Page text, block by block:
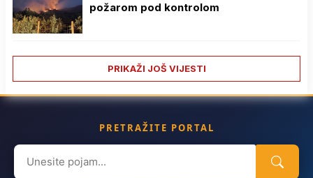
požarom pod kontrolom
PRIKAŽI JOŠ VIJESTI
PRETRAŽITE PORTAL
Search
for: